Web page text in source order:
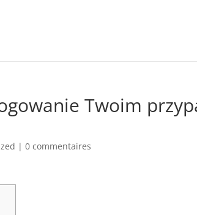
Twoim
|0 commentaires